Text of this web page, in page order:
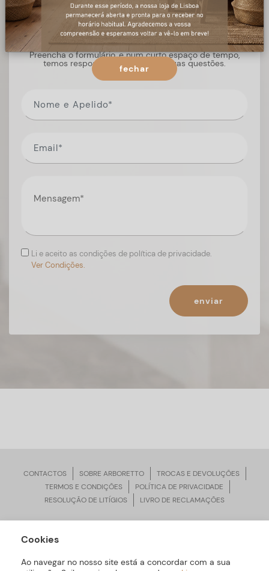
+ informações
Preencha o formulário, e num curto espaço de tempo,
temos respostas para todas as suas questões.
Li e aceito as condições de política de privacidade.
Ver Condições.
enviar
CONTACTOS SOBRE ARBORETTO
TROCAS E DEVOLUÇÕES
TERMOS E CONDIÇÕES
POLÍTICA DE PRIVACIDADE
RESOLUÇÃO DE LITÍGIOS
LIVRO DE RECLAMAÇÕES
ARBORETTO © Todos os Direitos Reservados | Desenvolvido por
Cookies
Ao navegar no nosso site está a concordar com a sua
fechar